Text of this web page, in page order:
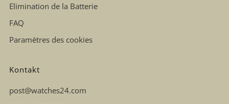
Elimination de la Batterie
FAQ
Paramètres des cookies
Kontakt
post@watches24.com